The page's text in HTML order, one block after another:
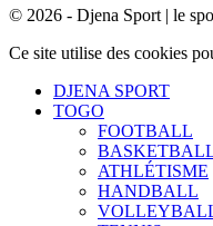
© 2026 - Djena Sport | le
Ce site utilise des cookies
DJENA SPORT
TOGO
FOOTBALL
ATHLÉTISME
HANDBALL